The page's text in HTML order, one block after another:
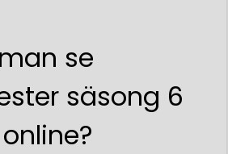
se
säsong 6